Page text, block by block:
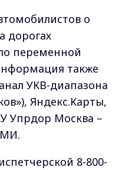
о
дорогах
переменной
также
УКВ-диапазона
Яндекс.Карты,
Упрдор Москва –
8-800-